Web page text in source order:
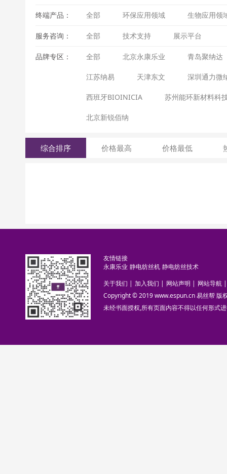
终端产品： 全部 环保应用领域 生物应用领
服务咨询： 全部 技术支持 展示平台
品牌专区： 全部 北京永康乐业 青岛聚纳达
江苏纳易 天津东文 深圳通力微
西班牙BIOINICIA 苏州能环新材料科
北京新锐佰纳
综合排序 价格最高 价格最低
友情链接
永康乐业 静电纺丝机 静电纺丝技术
关于我们 | 加入我们 | 网站声明 | 网站导航 |
Copyright © 2019 www.espun.cn 易丝帮 版
未经书面授权,所有页面内容不得以任何形式